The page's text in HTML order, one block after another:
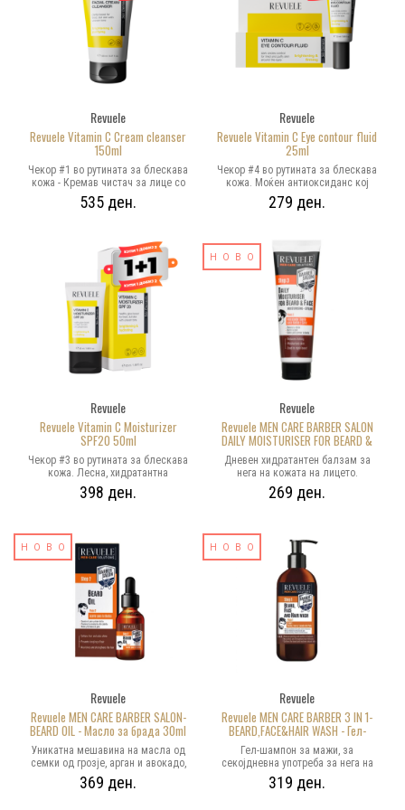
чисти шминката и вишокот на
себум од лицето, додека богатата
кремаста формула ја навлажнува
кожата и помага да се смири
иритацијата.
брчки. Доколку се користи
редовно, брзо ќе бидат видливи
ефектите. За сите типови кожи, но
особено за оние со нерамномерен
тен, склони кон
хиперпигментација, без енергија и
Revuele
Revuele Vitamin C Cream cleanser
150ml
Чекор #1 во рутината за блескава
кожа - Кремав чистач за лице со
лесно пенлива формула, за нежно
отстранување на шминка, мрсни
кожата, одржувајќи ја хидрирана и
мека. Го подобрува тенот, ја
осветлува кожата и дава енергија,
видливо ја освежува и го
подобрува сјајот. За сите типови
кожа, а особено за дехидрирана
кожа, уморна, без енергија и сјај.
535 ден.
Revuele
Revuele Vitamin C Eye contour fluid
25ml
Чекор #4 во рутината за блескава
кожа. Моќен антиоксиданс кој
интензивно делува на нежната
регија околу очите: ја подобрува
фини линии. Големото количество
на стабилизиран витамин Ц
помага да се намалат темните
кругови околу очите и знаците на
замор. Редовната употреба ќе
овозможи брзо и видливо
подобрување на состојбата на
нежната кожа околу очите -
подмладена кожа со блескав сјај.
Одговара на сите типови кожи, но
особено на оние кои се склони
кон дехидрирање, темни, подуени
279 ден.
Revuele
Revuele Vitamin C Moisturizer
SPF20 50ml
Чекор #3 во рутината за блескава
кожа. Лесна, хидратантна
формула, богата со витамин Ц,
која помага да се заштити кожата
редовна употреба ги обезбојува
темните дамки, што резултира со
почист, побистар и изедначен тен,
затегната кожа и здрав блескав
сјај. Овој лесен, а интензивно
осветлувачки крем, одговара на
сите типови кожи, но особено годи
на уморна кожа, како и на кожа
склона кон хиперпигментација.
Кремот за лице има заштитен
фактор 20.
398 ден.
НОВО
Revuele
Revuele MEN CARE BARBER SALON
DAILY MOISTURISER FOR BEARD &
FACE - Дневен хидратантен
балзам за нега на кожата на
лицето 80ml
Дневен хидратантен балзам за
нега на кожата на лицето.
Смирува иритација и чешање на
кожата, ја враќа природната
косата и мустаќите. Иновативен
состав кој особено годи на
чувствителна, сува, но и
претерано мрсна кожа, а не
остава мрсни траги на кожата и
брадата
269 ден.
НОВО
Revuele
Revuele MEN CARE BARBER SALON-
BEARD OIL - Масло за брада 30ml
Уникатна мешавина на масла од
семки од грозје, арган и авокадо,
која ги омекнува брадата и
мустаќите и го олеснува
369 ден.
НОВО
Revuele
Revuele MEN CARE BARBER 3 IN 1-
BEARD,FACE&HAIR WASH - Гел-
шампон за мажи 300ml
Гел-шампон за мажи, за
секојдневна употреба за нега на
коса, брада и кожата на лицето.
Ефикасно ја отстранува
319 ден.